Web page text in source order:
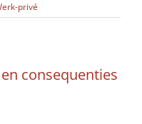
privé
consequenties